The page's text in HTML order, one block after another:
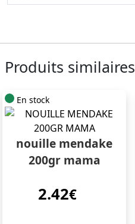
Produits similaires
En stock
nouille mendake
200gr mama
2.42€